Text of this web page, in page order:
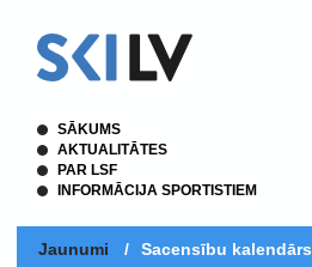
SĀKUMS
AKTUALITĀTES
PAR LSF
INFORMĀCIJA SPORTISTIEM
Jaunumi / Sacensību kalendārs